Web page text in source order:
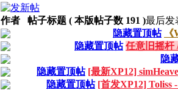
作者 帖子标题 ( 本版帖子数 191 )最后发
隐藏置顶帖
隐藏置顶帖 任意旧摇杆
隐
隐藏置顶帖 [最新XP12]
隐藏置顶帖 [首发XP12] Toliss